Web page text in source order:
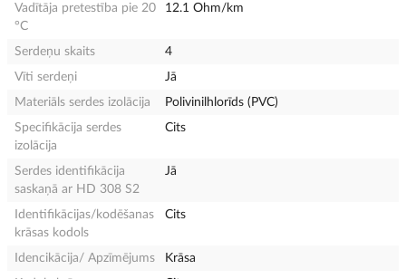
Vadītāja pretestība pie 20
°C
12.1 Ohm/km
Serdeņu skaits
4
Vīti serdeņi
Jā
Materiāls serdes izolācija
Polivinilhlorīds (PVC)
Specifikācija serdes
izolācija
Cits
Serdes identifikācija
saskaņā ar HD 308 S2
Jā
Identifikācijas/kodēšanas
krāsas kodols
Cits
Idencikācija/ Apzīmējums
Krāsa